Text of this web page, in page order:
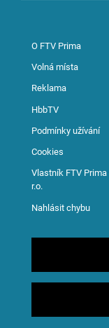
O FTV Prima
Volná místa
Reklama
HbbTV
Podmínky užívání
Cookies
Vlastník FTV Prima
r.o.
Nahlásit chybu